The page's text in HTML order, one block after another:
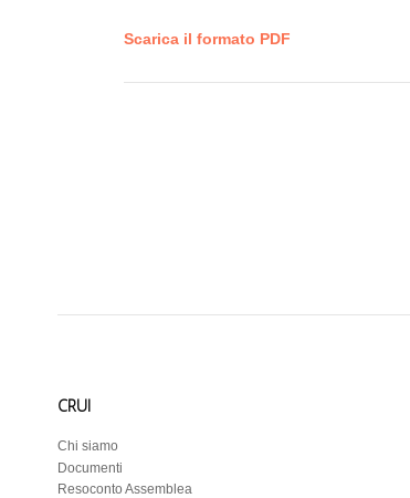
Scarica il formato PDF
CRUI
Chi siamo
Documenti
Resoconto Assemblea